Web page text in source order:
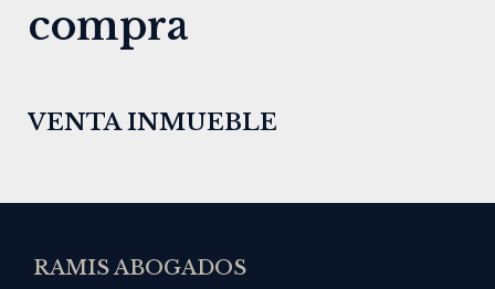
compra
VENTA INMUEBLE
RAMIS ABOGADOS